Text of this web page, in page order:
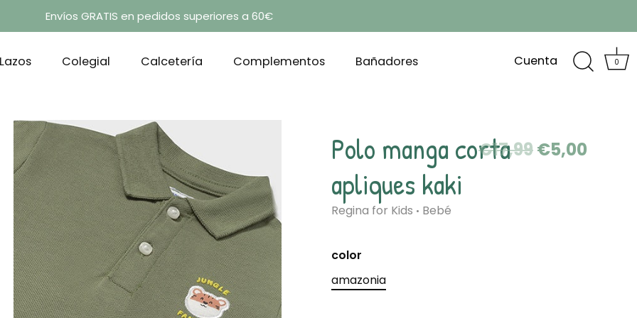
Envíos GRATIS en pedidos superiores a 60€
Lazos Colegial Calcetería Complementos Bañadores Cuenta 0
Regina for Kids • Bebé
€17,99€5,00
Polo manga corta
apliques kaki
color
amazonia